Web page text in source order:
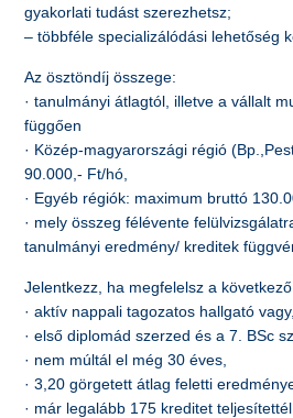
gyakorlati tudást szerezhetsz;
– többféle specializálódási lehetőség
Az ösztöndíj összege:
· tanulmányi átlagtól, illetve a vállalt
függően
· Közép-magyarországi régió
90.000,- Ft/hó,
· Egyéb régiók: maximum bruttó
· mely összeg félévente
tanulmányi eredmény/ kreditek
Jelentkezz, ha megfelelsz a
· aktív nappali tagozatos hallgató vagy,
· első diplomád szerzed és a 7. BSc
· nem múltál el még 30 éves,
· 3,20 görgetett átlag feletti
· már legalább 175 kreditet teljesítettél,